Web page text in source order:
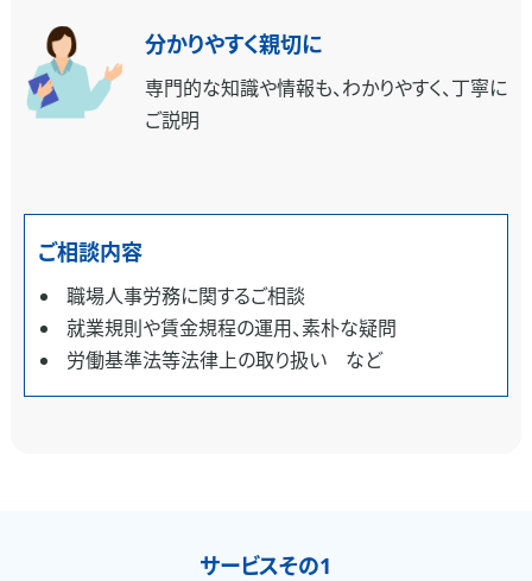
分かりやすく親切に
専門的な知識や情報も、わかりやすく、丁寧に
ご説明
ご相談内容
職場人事労務に関するご相談
就業規則や賃金規程の運用、素朴な疑問
労働基準法等法律上の取り扱い など
サービスその1